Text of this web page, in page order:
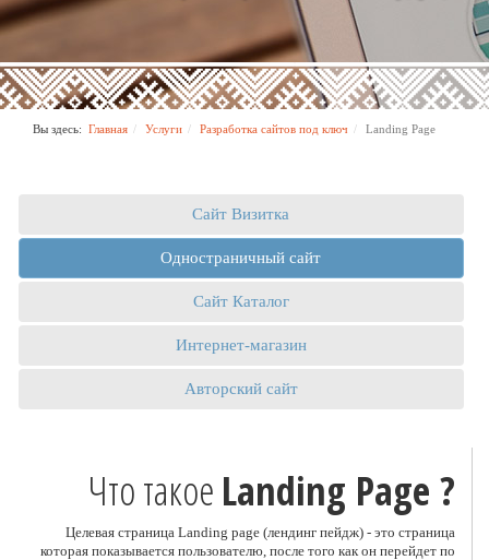
Вы здесь: Главная Услуги Разработка сайтов под ключ Landing Page
Сайт Визитка
Одностраничный сайт
Сайт Каталог
Интернет-магазин
Авторский сайт
Что такое Landing Page ?
Целевая страница Landing page (лендинг пейдж) - это страница
которая показывается пользователю, после того как он перейдет по